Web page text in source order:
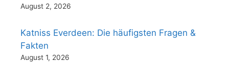
August 2, 2026
Katniss Everdeen: Die häufigsten Fragen &
Fakten
August 1, 2026